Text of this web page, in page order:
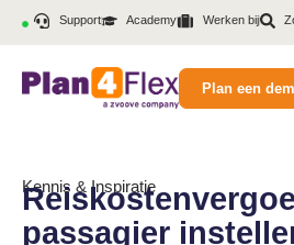
Support Academy Werken bij
Plan een
Kennis & Inspiratie
passagier